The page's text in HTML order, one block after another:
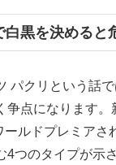
白黒を決めると
パクリという話
争点になります
ールドプレミアさ
4つのタイプが示